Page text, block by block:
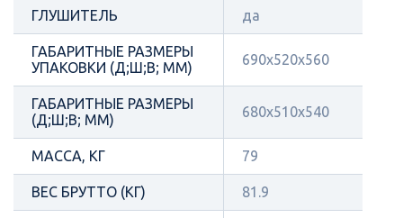
ГЛУШИТЕЛЬ да
ГАБАРИТНЫЕ РАЗМЕРЫ
УПАКОВКИ (Д;Ш;В; ММ)
690х520х560
ГАБАРИТНЫЕ РАЗМЕРЫ
(Д;Ш;В; ММ)
680х510х540
МАССА, КГ 79
ВЕС БРУТТО (КГ) 81.9